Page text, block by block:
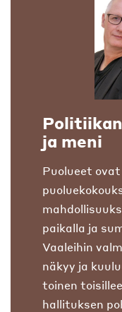
ja meni
Puolueet
paikalla ja
Vaaleihin
näkyy ja
toinen
hallituksen